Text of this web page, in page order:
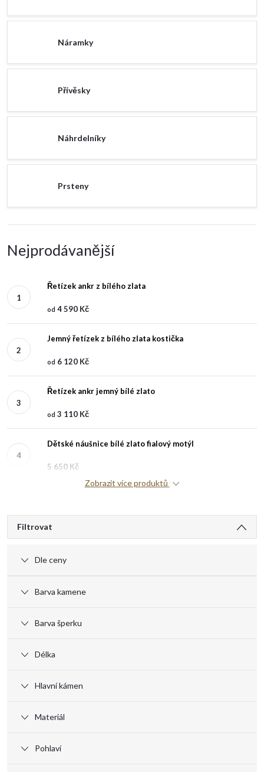
Náramky
Přívěsky
Náhrdelníky
Prsteny
Nejprodávanější
Řetízek ankr z bílého zlata
od 4 590 Kč
Jemný řetízek z bílého zlata kostička
od 6 120 Kč
Řetízek ankr jemný bílé zlato
od 3 110 Kč
Dětské náušnice bílé zlato fialový motýl
5 650 Kč
Zobrazit více produktů
Filtrovat
Dle ceny
Barva kamene
Barva šperku
Délka
Hlavní kámen
Materiál
Pohlaví
V